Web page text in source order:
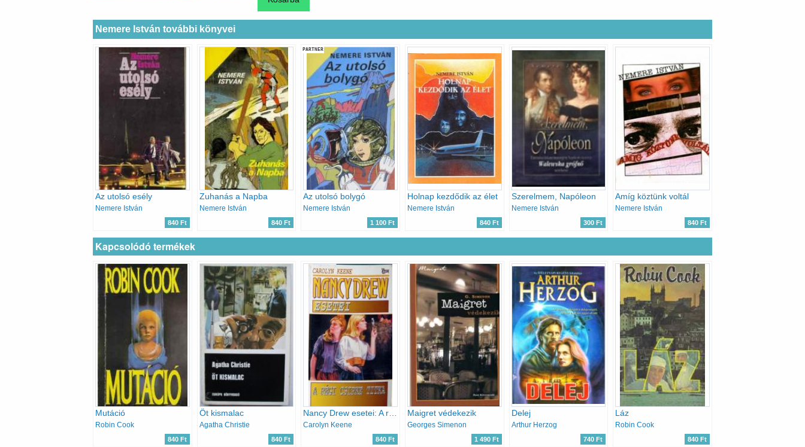
Nemere István további könyvei
Az utolsó esély
Nemere István
840 Ft
Zuhanás a Napba
Nemere István
840 Ft
PARTNER
Az utolsó bolygó
Nemere István
1 100 Ft
Holnap kezdődik az élet
Nemere István
840 Ft
Szerelmem, Napóleon
Nemere István
300 Ft
Amíg köztünk voltál
Nemere István
840 Ft
Kapcsolódó termékek
Mutáció
Robin Cook
840 Ft
Öt kismalac
Agatha Christie
840 Ft
Carolyn Keene
840 Ft
Maigret védekezik
Georges Simenon
1 490 Ft
Delej
Arthur Herzog
740 Ft
Láz
Robin Cook
840 Ft